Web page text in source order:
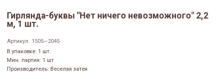
Гирлянда-буквы "Нет ничего невозможного" 2,2
м, 1 шт.
Артикул: 1505—2045
В упаковке: 1 шт.
Мин. партия: 1 шт
Производитель: Веселая затея